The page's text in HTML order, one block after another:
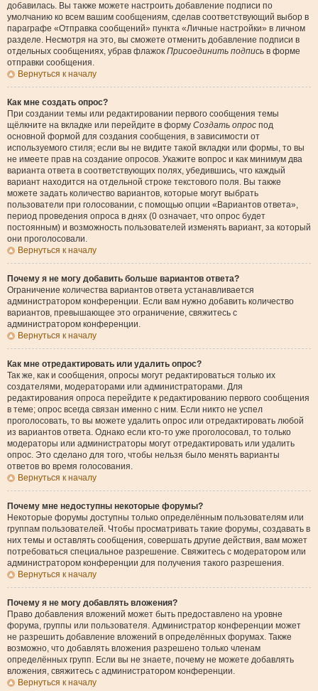
добавилась. Вы также можете настроить добавление подписи по
умолчанию ко всем вашим сообщениям, сделав соответствующий выбор в
параграфе «Отправка сообщений» пункта «Личные настройки» в личном
разделе. Несмотря на это, вы сможете отменить добавление подписи в
отдельных сообщениях, убрав флажок Присоединить подпись в форме
отправки сообщения.
Вернуться к началу
Как мне создать опрос?
При создании темы или редактировании первого сообщения темы
щёлкните на вкладке или перейдите в форму Создать опрос под
основной формой для создания сообщения, в зависимости от
используемого стиля; если вы не видите такой вкладки или формы, то вы
не имеете прав на создание опросов. Укажите вопрос и как минимум два
варианта ответа в соответствующих полях, убедившись, что каждый
вариант находится на отдельной строке текстового поля. Вы также
можете задать количество вариантов, которые могут выбрать
пользователи при голосовании, с помощью опции «Вариантов ответа»,
период проведения опроса в днях (0 означает, что опрос будет
постоянным) и возможность пользователей изменять вариант, за который
они проголосовали.
Вернуться к началу
Почему я не могу добавить больше вариантов ответа?
Ограничение количества вариантов ответа устанавливается
администратором конференции. Если вам нужно добавить количество
вариантов, превышающее это ограничение, свяжитесь с
администратором конференции.
Вернуться к началу
Как мне отредактировать или удалить опрос?
Так же, как и сообщения, опросы могут редактироваться только их
создателями, модераторами или администраторами. Для
редактирования опроса перейдите к редактированию первого сообщения
в теме; опрос всегда связан именно с ним. Если никто не успел
проголосовать, то вы можете удалить опрос или отредактировать любой
из вариантов ответа. Однако если кто-то уже проголосовал, то только
модераторы или администраторы могут отредактировать или удалить
опрос. Это сделано для того, чтобы нельзя было менять варианты
ответов во время голосования.
Вернуться к началу
Почему мне недоступны некоторые форумы?
Некоторые форумы доступны только определённым пользователям или
группам пользователей. Чтобы просматривать такие форумы, создавать в
них темы и оставлять сообщения, совершать другие действия, вам может
потребоваться специальное разрешение. Свяжитесь с модератором или
администратором конференции для получения такого разрешения.
Вернуться к началу
Почему я не могу добавлять вложения?
Право добавления вложений может быть предоставлено на уровне
форума, группы или пользователя. Администратор конференции может
не разрешить добавление вложений в определённых форумах. Также
возможно, что добавлять вложения разрешено только членам
определённых групп. Если вы не знаете, почему не можете добавлять
вложения, свяжитесь с администратором конференции.
Вернуться к началу